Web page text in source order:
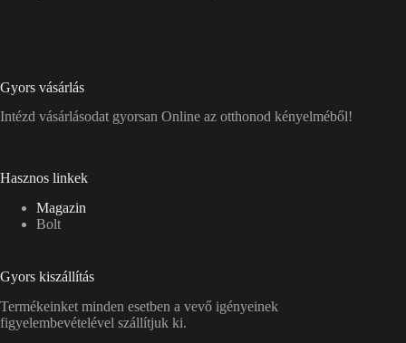
Gyors vásárlás
Intézd vásárlásodat gyorsan Online az otthonod kényelméből!
Hasznos linkek
Magazin
Bolt
Gyors kiszállítás
Termékeinket minden esetben a vevő igényeinek
figyelembevételével szállítjuk ki.